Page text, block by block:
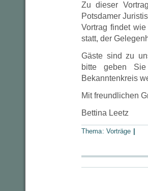
Zu dieser
Potsdamer
Vortrag findet
statt, der
Gäste sind zu
bitte geben
Bekanntenkreis
Mit freundlichen
Bettina Leetz
Thema: Vorträge